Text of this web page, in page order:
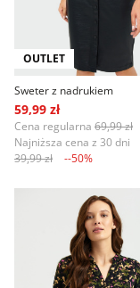
OUTLET
Sweter z nadrukiem
59,99 zł
Cena regularna 69,99 zł
Najniższa cena z 30 dni
39,99 zł
--50%